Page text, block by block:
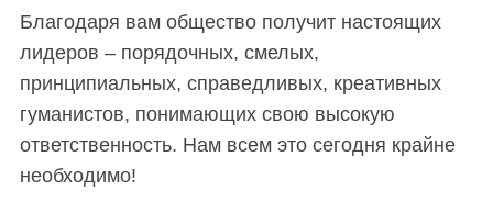
Благодаря вам общество получит настоящих
лидеров – порядочных, смелых,
принципиальных, справедливых, креативных
гуманистов, понимающих свою высокую
ответственность. Нам всем это сегодня крайне
необходимо!